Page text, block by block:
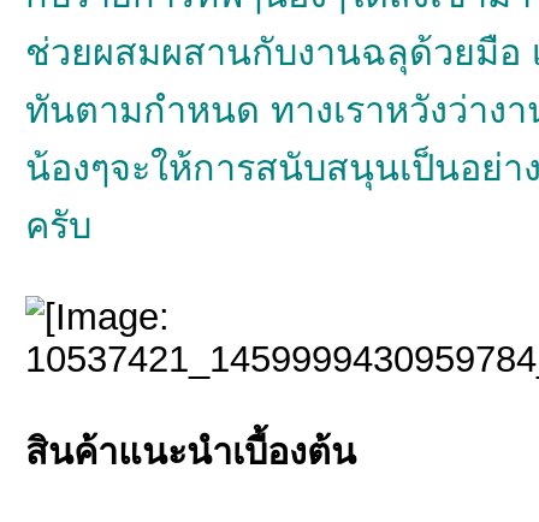
ช่วยผสมผสานกับงานฉลุด้วยมือ
ทันตามกำหนด ทางเราหวังว่าง
น้องๆจะให้การสนับสนุนเป็นอย่
ครับ
สินค้าแนะนำเบื้องต้น